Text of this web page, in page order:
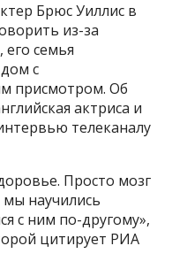
Брюс Уиллис в
из-за
семья
с
присмотром. Об
актриса и
телеканалу
Просто мозг
мы научились
с ним по-другому»,
цитирует РИА